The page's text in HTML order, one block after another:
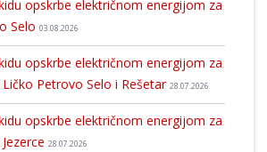
opskrbe električnom energijom za
Selo 03.08.2026
opskrbe električnom energijom za
Petrovo Selo i Rešetar 28.07.2026
opskrbe električnom energijom za
28.07.2026